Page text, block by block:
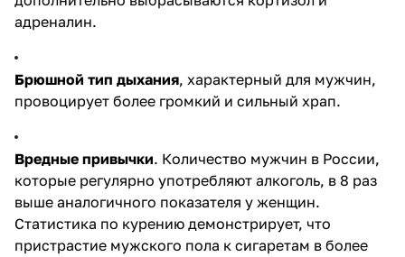
адреналин.
Брюшной тип дыхания, характерный для мужчин,
провоцирует более громкий и сильный храп.
Вредные привычки. Количество мужчин в России,
которые регулярно употребляют алкоголь, в 8 раз
выше аналогичного показателя у женщин.
Статистика по курению демонстрирует, что
пристрастие мужского пола к сигаретам в более